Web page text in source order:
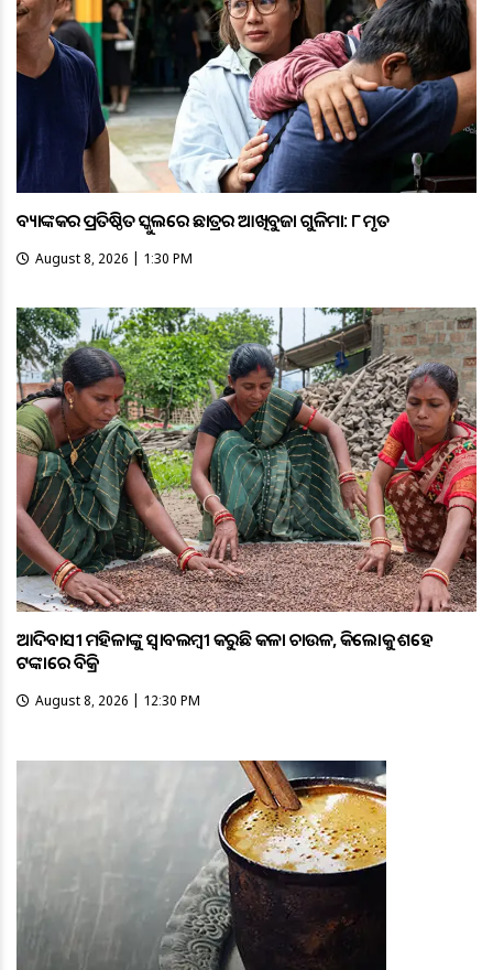
ବ୍ୟାଙ୍କକର ପ୍ରତିଷ୍ଠିତ ସ୍କୁଲରେ ଛାତ୍ରର ଆଖିବୁଜା ଗୁଳିମାଡ଼: ୮ ମୃତ
August 8, 2026 | 1:30 PM
ଆଦିବାସୀ ମହିଳାଙ୍କୁ ସ୍ଵାବଲମ୍ଵୀ କରୁଛି କଳା ଚାଉଳ, କିଲୋକୁ ଶହେ
ଟଙ୍କାରେ ବିକ୍ରି
August 8, 2026 | 12:30 PM